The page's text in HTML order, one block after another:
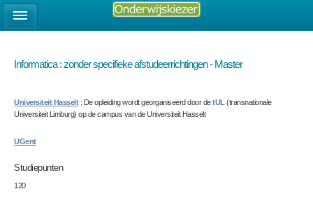
Informatica : zonder specifieke afstudeerrichtingen - Master
Universiteit Hasselt: De opleiding wordt georganiseerd door detUL (transnationale
Universiteit Limburg) op de campus van de Universiteit Hasselt
UGent
Studiepunten
120